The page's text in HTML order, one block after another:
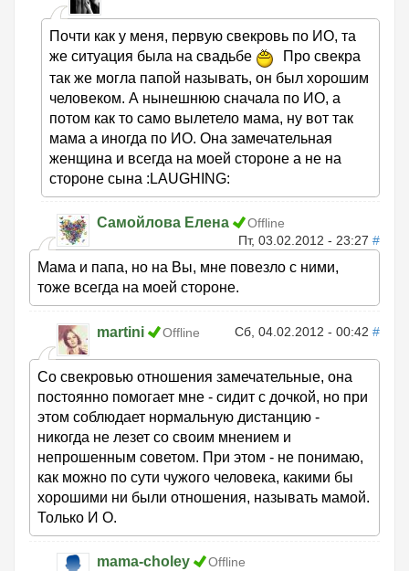
Почти как у меня, первую свекровь по ИО, та
же ситуация была на свадьбе
Про свекра
так же могла папой называть, он был хорошим
человеком. А нынешнюю сначала по ИО, а
потом как то само вылетело мама, ну вот так
мама а иногда по ИО. Она замечательная
женщина и всегда на моей стороне а не на
стороне сына :LAUGHING:
Самойлова Елена
Offline
Пт, 03.02.2012 - 23:27 #
Мама и папа, но на Вы, мне повезло с ними,
тоже всегда на моей стороне.
martini Offline Сб, 04.02.2012 - 00:42 #
Со свекровью отношения замечательные, она
постоянно помогает мне - сидит с дочкой, но при
этом соблюдает нормальную дистанцию -
никогда не лезет со своим мнением и
непрошенным советом. При этом - не понимаю,
как можно по сути чужого человека, какими бы
хорошими ни были отношения, называть мамой.
Только И О.
mama-choley Offline